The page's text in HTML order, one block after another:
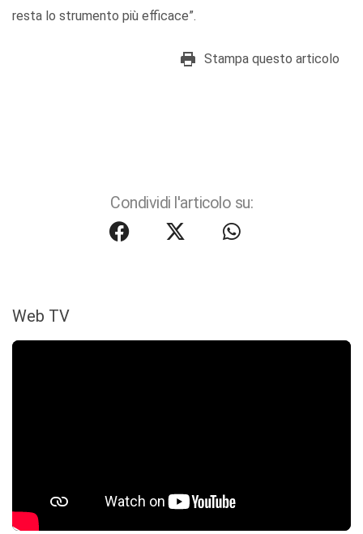
resta lo strumento più efficace”.
Stampa questo articolo
Condividi l'articolo su:
Web TV